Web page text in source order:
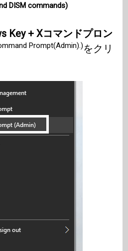
DISM commands)
Key + Xコマンドプロン
Prompt(Admin).)をクリ